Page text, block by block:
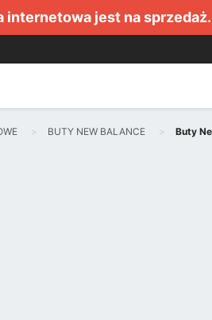
internetowa jest na
BUTY NEW BALANCE Buty